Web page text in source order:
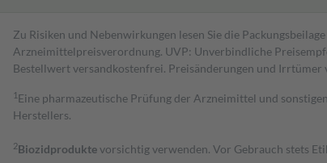
Zu Risiken und Nebenwirkungen lesen Sie die
Arzneimittelpreisverordnung. UVP: Unverbindliche
Bestell­wert versand­kosten­frei. Preisänderungen und
1 Eine pharmazeutische Prüfung der Arzneimittel und
Herstellers.
2Biozidproduktevorsichtig verwenden. Vor Gebrauch stets